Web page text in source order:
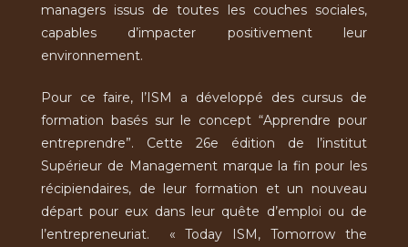
managers issus de toutes les couches sociales,
capables d’impacter positivement leur
environnement.
Pour ce faire, l’ISM a développé des cursus de
formation basés sur le concept “Apprendre pour
entreprendre”. Cette 26e édition de l’institut
Supérieur de Management marque la fin pour les
récipiendaires, de leur formation et un nouveau
départ pour eux dans leur quête d’emploi ou de
l’entrepreneuriat. « Today ISM, Tomorrow the